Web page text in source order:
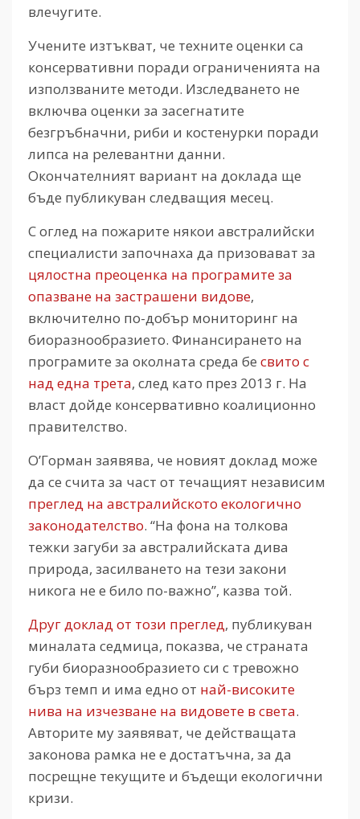
влечугите.
Учените изтъкват, че техните оценки са
консервативни поради ограниченията на
използваните методи. Изследването не
включва оценки за засегнатите
безгръбначни, риби и костенурки поради
липса на релевантни данни.
Окончателният вариант на доклада ще
бъде публикуван следващия месец.
С оглед на пожарите някои австралийски
специалисти започнаха да призовават за
цялостна преоценка на програмите за
опазване на застрашени видове,
включително по-добър мониторинг на
биоразнообразието. Финансирането на
програмите за околната среда бе свито с
над една трета, след като през 2013 г. На
власт дойде консервативно коалиционно
правителство.
О’Горман заявява, че новият доклад може
да се счита за част от течащият независим
преглед на австралийското екологично
законодателство. “На фона на толкова
тежки загуби за австралийската дива
природа, засилването на тези закони
никога не е било по-важно”, казва той.
Друг доклад от този преглед, публикуван
миналата седмица, показва, че страната
губи биоразнообразието си с тревожно
бърз темп и има едно от най-високите
нива на изчезване на видовете в света.
Авторите му заявяват, че действащата
законова рамка не е достатъчна, за да
посрещне текущите и бъдещи екологични
кризи.